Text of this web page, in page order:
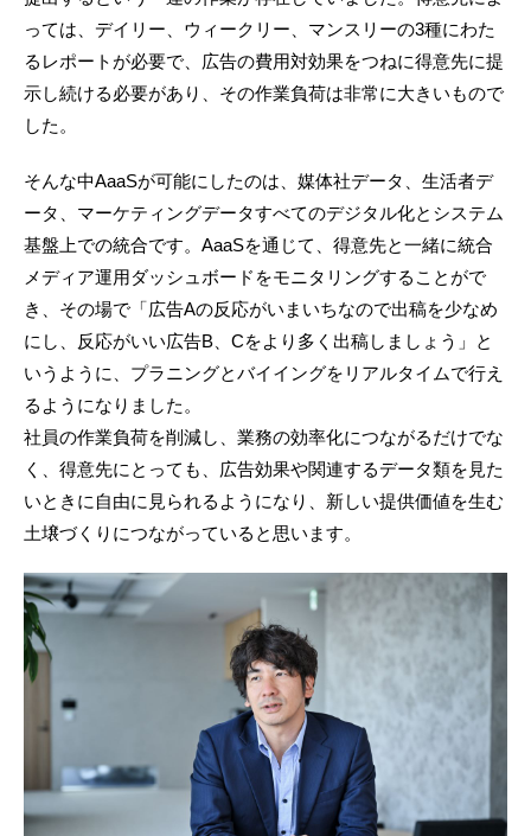
っては、デイリー、ウィークリー、マンスリーの3種にわた
るレポートが必要で、広告の費用対効果をつねに得意先に提
示し続ける必要があり、その作業負荷は非常に大きいもので
した。
そんな中AaaSが可能にしたのは、媒体社データ、生活者デ
ータ、マーケティングデータすべてのデジタル化とシステム
基盤上での統合です。AaaSを通じて、得意先と一緒に統合
メディア運用ダッシュボードをモニタリングすることがで
き、その場で「広告Aの反応がいまいちなので出稿を少なめ
にし、反応がいい広告B、Cをより多く出稿しましょう」と
いうように、プラニングとバイイングをリアルタイムで行え
るようになりました。
社員の作業負荷を削減し、業務の効率化につながるだけでな
く、得意先にとっても、広告効果や関連するデータ類を見た
いときに自由に見られるようになり、新しい提供価値を生む
土壌づくりにつながっていると思います。